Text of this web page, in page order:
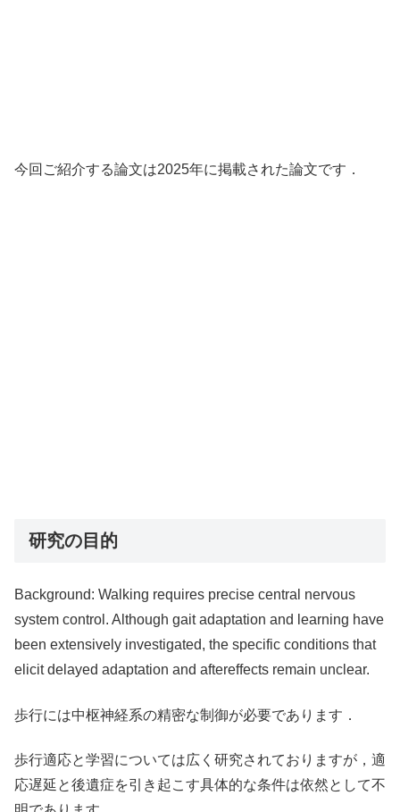
今回ご紹介する論文は2025年に掲載された論文です．
研究の目的
Background: Walking requires precise central nervous
system control. Although gait adaptation and learning have
been extensively investigated, the specific conditions that
elicit delayed adaptation and aftereffects remain unclear.
歩行には中枢神経系の精密な制御が必要であります．
歩行適応と学習については広く研究されておりますが，適
応遅延と後遺症を引き起こす具体的な条件は依然として不